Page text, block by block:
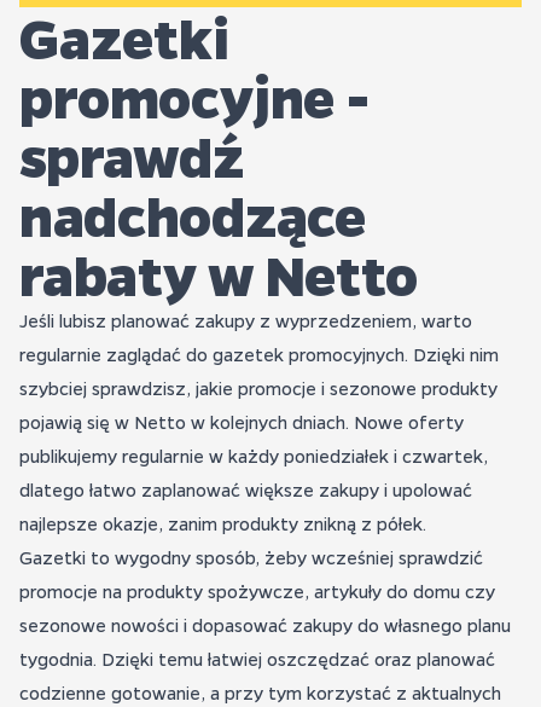
Gazetki
promocyjne -
sprawdź
nadchodzące
rabaty w Netto
Jeśli lubisz planować zakupy z wyprzedzeniem, warto
regularnie zaglądać do gazetek promocyjnych. Dzięki nim
szybciej sprawdzisz, jakie promocje i sezonowe produkty
pojawią się w Netto w kolejnych dniach. Nowe oferty
publikujemy regularnie w każdy poniedziałek i czwartek,
dlatego łatwo zaplanować większe zakupy i upolować
najlepsze okazje, zanim produkty znikną z półek.
Gazetki to wygodny sposób, żeby wcześniej sprawdzić
promocje na produkty spożywcze, artykuły do domu czy
sezonowe nowości i dopasować zakupy do własnego planu
tygodnia. Dzięki temu łatwiej oszczędzać oraz planować
codzienne gotowanie, a przy tym korzystać z aktualnych